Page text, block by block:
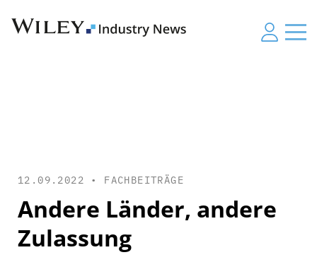
12.09.2022 • FACHBEITRÄGE
Andere Länder, andere
Zulassung